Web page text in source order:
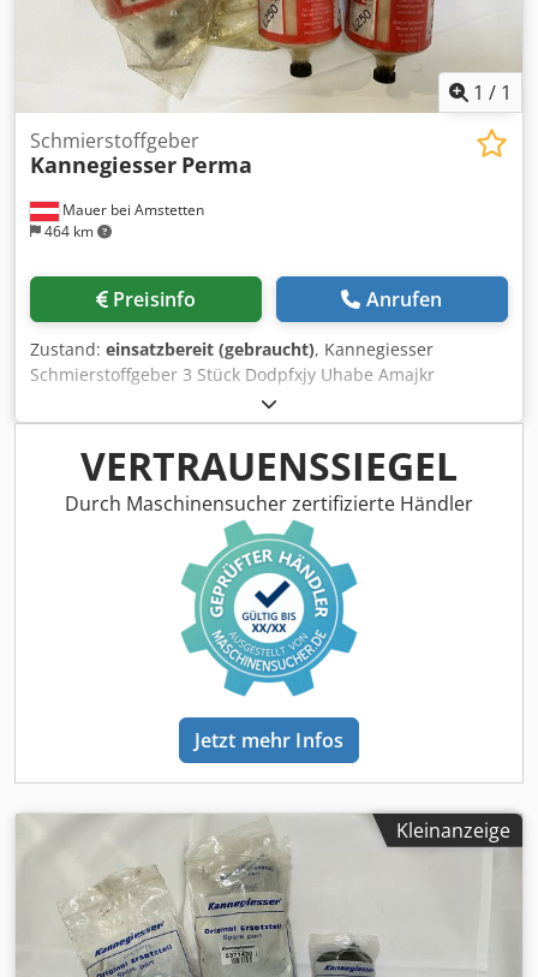
1 / 1
Mauer bei Amstetten
464 km
Schmierstoffgeber
Kannegiesser Perma
Preisinfo Anrufen
Zustand: einsatzbereit (gebraucht), Kannegiesser
Schmierstoffgeber 3 Stück Dodpfxjy Uhabe Amajkr
Permanent Star Artikelnummer 6369847
VERTRAUENSSIEGEL
Durch Maschinensucher zertifizierte Händler
Jetzt mehr Infos
Kleinanzeige